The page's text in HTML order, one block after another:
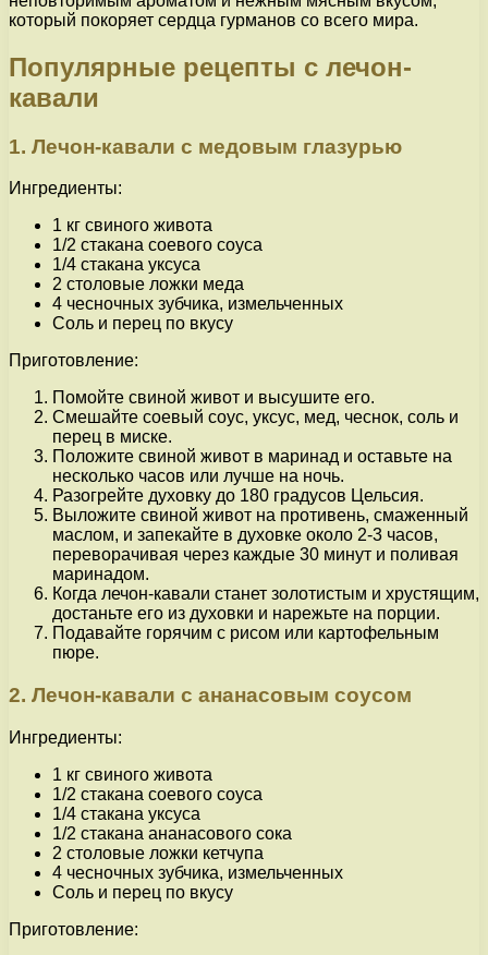
который покоряет сердца гурманов со всего мира.
Популярные рецепты с лечон-
кавали
1. Лечон-кавали с медовым глазурью
Ингредиенты:
1 кг свиного живота
1/2 стакана соевого соуса
1/4 стакана уксуса
2 столовые ложки меда
4 чесночных зубчика, измельченных
Соль и перец по вкусу
Приготовление:
Помойте свиной живот и высушите его.
Смешайте соевый соус, уксус, мед, чеснок, соль и
перец в миске.
Положите свиной живот в маринад и оставьте на
несколько часов или лучше на ночь.
Разогрейте духовку до 180 градусов Цельсия.
Выложите свиной живот на противень, смаженный
маслом, и запекайте в духовке около 2-3 часов,
переворачивая через каждые 30 минут и поливая
маринадом.
Когда лечон-кавали станет золотистым и хрустящим,
достаньте его из духовки и нарежьте на порции.
Подавайте горячим с рисом или картофельным
пюре.
2. Лечон-кавали с ананасовым соусом
Ингредиенты:
1 кг свиного живота
1/2 стакана соевого соуса
1/4 стакана уксуса
1/2 стакана ананасового сока
2 столовые ложки кетчупа
4 чесночных зубчика, измельченных
Соль и перец по вкусу
Приготовление: